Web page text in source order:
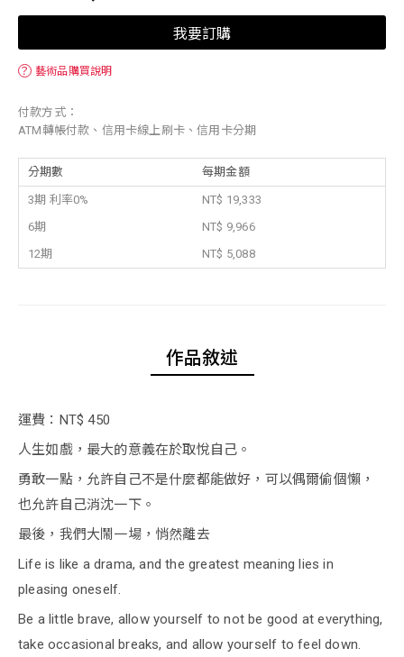
我要訂購
？ 藝術品購買說明
付款方式：
ATM轉帳付款、信用卡線上刷卡、信用卡分期
分期數 每期金額
3期 利率0%
NT$ 19,333
6期
NT$ 9,966
12期
NT$ 5,088
作品敘述
運費：NT$ 450
人生如戲，最大的意義在於取悅自己。
勇敢一點，允許自己不是什麼都能做好，可以偶爾偷個懶，
也允許自己消沈一下。
最後，我們大鬧一場，悄然離去
Life is like a drama, and the greatest meaning lies in
pleasing oneself.
Be a little brave, allow yourself to not be good at everything,
take occasional breaks, and allow yourself to feel down.